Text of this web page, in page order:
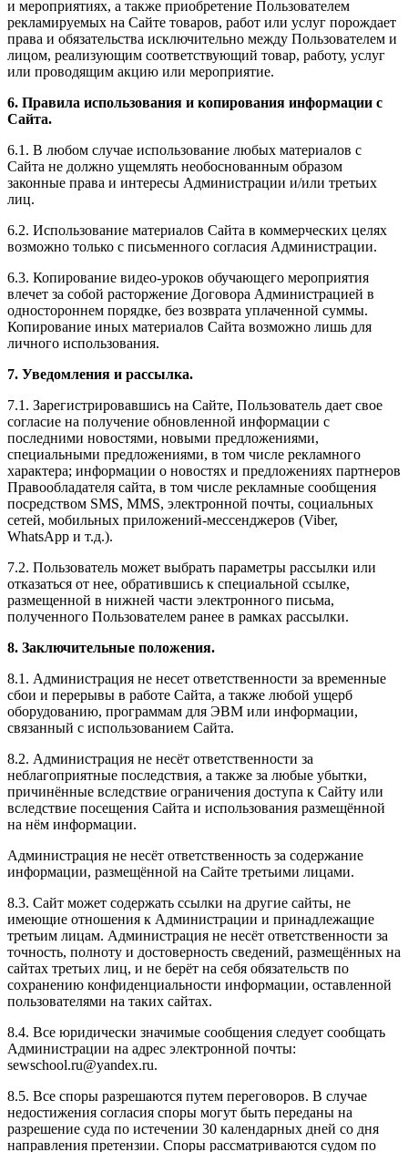
и мероприятиях, а также приобретение Пользователем
рекламируемых на Сайте товаров, работ или услуг порождает
права и обязательства исключительно между Пользователем и
лицом, реализующим соответствующий товар, работу, услуг
или проводящим акцию или мероприятие.
6. Правила использования и копирования информации с
Сайта.
6.1. В любом случае использование любых материалов с
Сайта не должно ущемлять необоснованным образом
законные права и интересы Администрации и/или третьих
лиц.
6.2. Использование материалов Сайта в коммерческих целях
возможно только с письменного согласия Администрации.
6.3. Копирование видео-уроков обучающего мероприятия
влечет за собой расторжение Договора Администрацией в
одностороннем порядке, без возврата уплаченной суммы.
Копирование иных материалов Сайта возможно лишь для
личного использования.
7. Уведомления и рассылка.
7.1. Зарегистрировавшись на Сайте, Пользователь дает свое
согласие на получение обновленной информации с
последними новостями, новыми предложениями,
специальными предложениями, в том числе рекламного
характера; информации о новостях и предложениях партнеров
Правообладателя сайта, в том числе рекламные сообщения
посредством SMS, MMS, электронной почты, социальных
сетей, мобильных приложений-мессенджеров (Viber,
WhatsApp и т.д.).
7.2. Пользователь может выбрать параметры рассылки или
отказаться от нее, обратившись к специальной ссылке,
размещенной в нижней части электронного письма,
полученного Пользователем ранее в рамках рассылки.
8. Заключительные положения.
8.1. Администрация не несет ответственности за временные
сбои и перерывы в работе Сайта, а также любой ущерб
оборудованию, программам для ЭВМ или информации,
связанный с использованием Сайта.
8.2. Администрация не несёт ответственности за
неблагоприятные последствия, а также за любые убытки,
причинённые вследствие ограничения доступа к Сайту или
вследствие посещения Сайта и использования размещённой
на нём информации.
Администрация не несёт ответственность за содержание
информации, размещённой на Сайте третьими лицами.
8.3. Сайт может содержать ссылки на другие сайты, не
имеющие отношения к Администрации и принадлежащие
третьим лицам. Администрация не несёт ответственности за
точность, полноту и достоверность сведений, размещённых на
сайтах третьих лиц, и не берёт на себя обязательств по
сохранению конфиденциальности информации, оставленной
пользователями на таких сайтах.
8.4. Все юридически значимые сообщения следует сообщать
Администрации на адрес электронной почты:
sewschool.ru@yandex.ru.
8.5. Все споры разрешаются путем переговоров. В случае
недостижения согласия споры могут быть переданы на
разрешение суда по истечении 30 календарных дней со дня
направления претензии. Споры рассматриваются судом по